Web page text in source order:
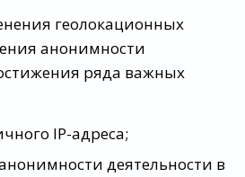
геолокационных
анонимности
ряда важных
IP-адреса;
деятельности в